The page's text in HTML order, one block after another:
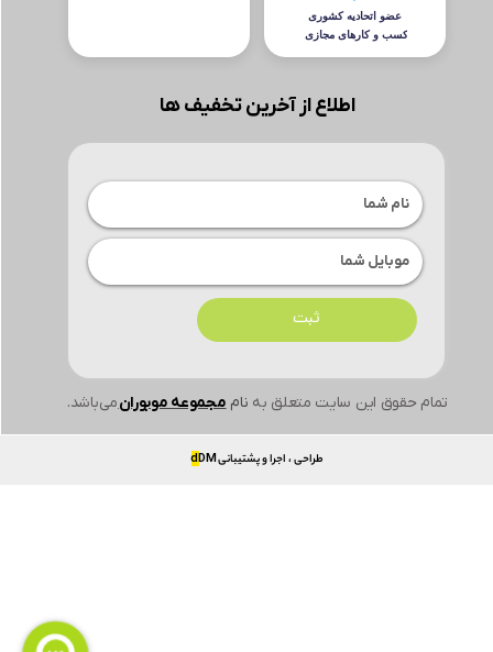
تمام حقوق این سایت متعلق به ناممجموعه موبورانمی‌باشد.
اطلاع از آخرین تخفیف ها
ثبت
طراحی ، اجرا و پشتیبانی dDM